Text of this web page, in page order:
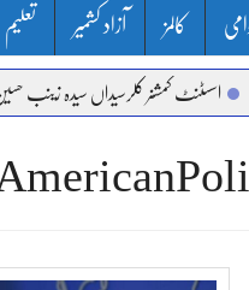
کالمز آزاد کشمیر تعلیم
اسسٹنٹ کمشنر کلرسیداں سیدہ زینب حسین